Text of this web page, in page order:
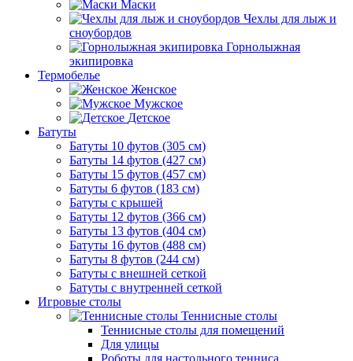
Маски
Чехлы для лыж и
сноубордов
Горнолыжная
экипировка
Термобелье
Женское
Мужское
Детское
Батуты
Батуты 10 футов (305 см)
Батуты 14 футов (427 см)
Батуты 15 футов (457 см)
Батуты 6 футов (183 см)
Батуты с крышей
Батуты 12 футов (366 см)
Батуты 13 футов (404 см)
Батуты 16 футов (488 см)
Батуты 8 футов (244 см)
Батуты с внешней сеткой
Батуты с внутренней сеткой
Игровые столы
Теннисные столы
Теннисные столы для помещений
Для улицы
Роботы для настольного тенниса